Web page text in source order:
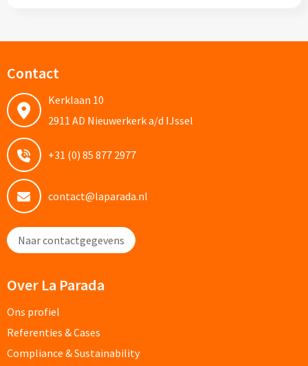
Kleding, Caps & Mutsen
Shirts & Hoodies
T-shirts bedrukken
Polo shirts bedrukken
Hoodies bedrukken
Alle textiel artikelen
Bodywarmers & Jassen
Bodywarmers bedrukken
Fleece jassen bedrukken
Contact
Kerklaan 10
2911 AD Nieuwerkerk a/d IJssel
+31 (0) 85 877 2977
contact@laparada.nl
Naar contactgegevens
Over La Parada
Ons profiel
Referenties & Cases
Compliance & Sustainability